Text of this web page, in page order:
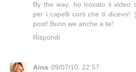
By the way, ho trovato il video
per i capelli corti che ti dicevo!
post! Buon we anche a te!
Rispondi
Aina 09/07/10, 22:57